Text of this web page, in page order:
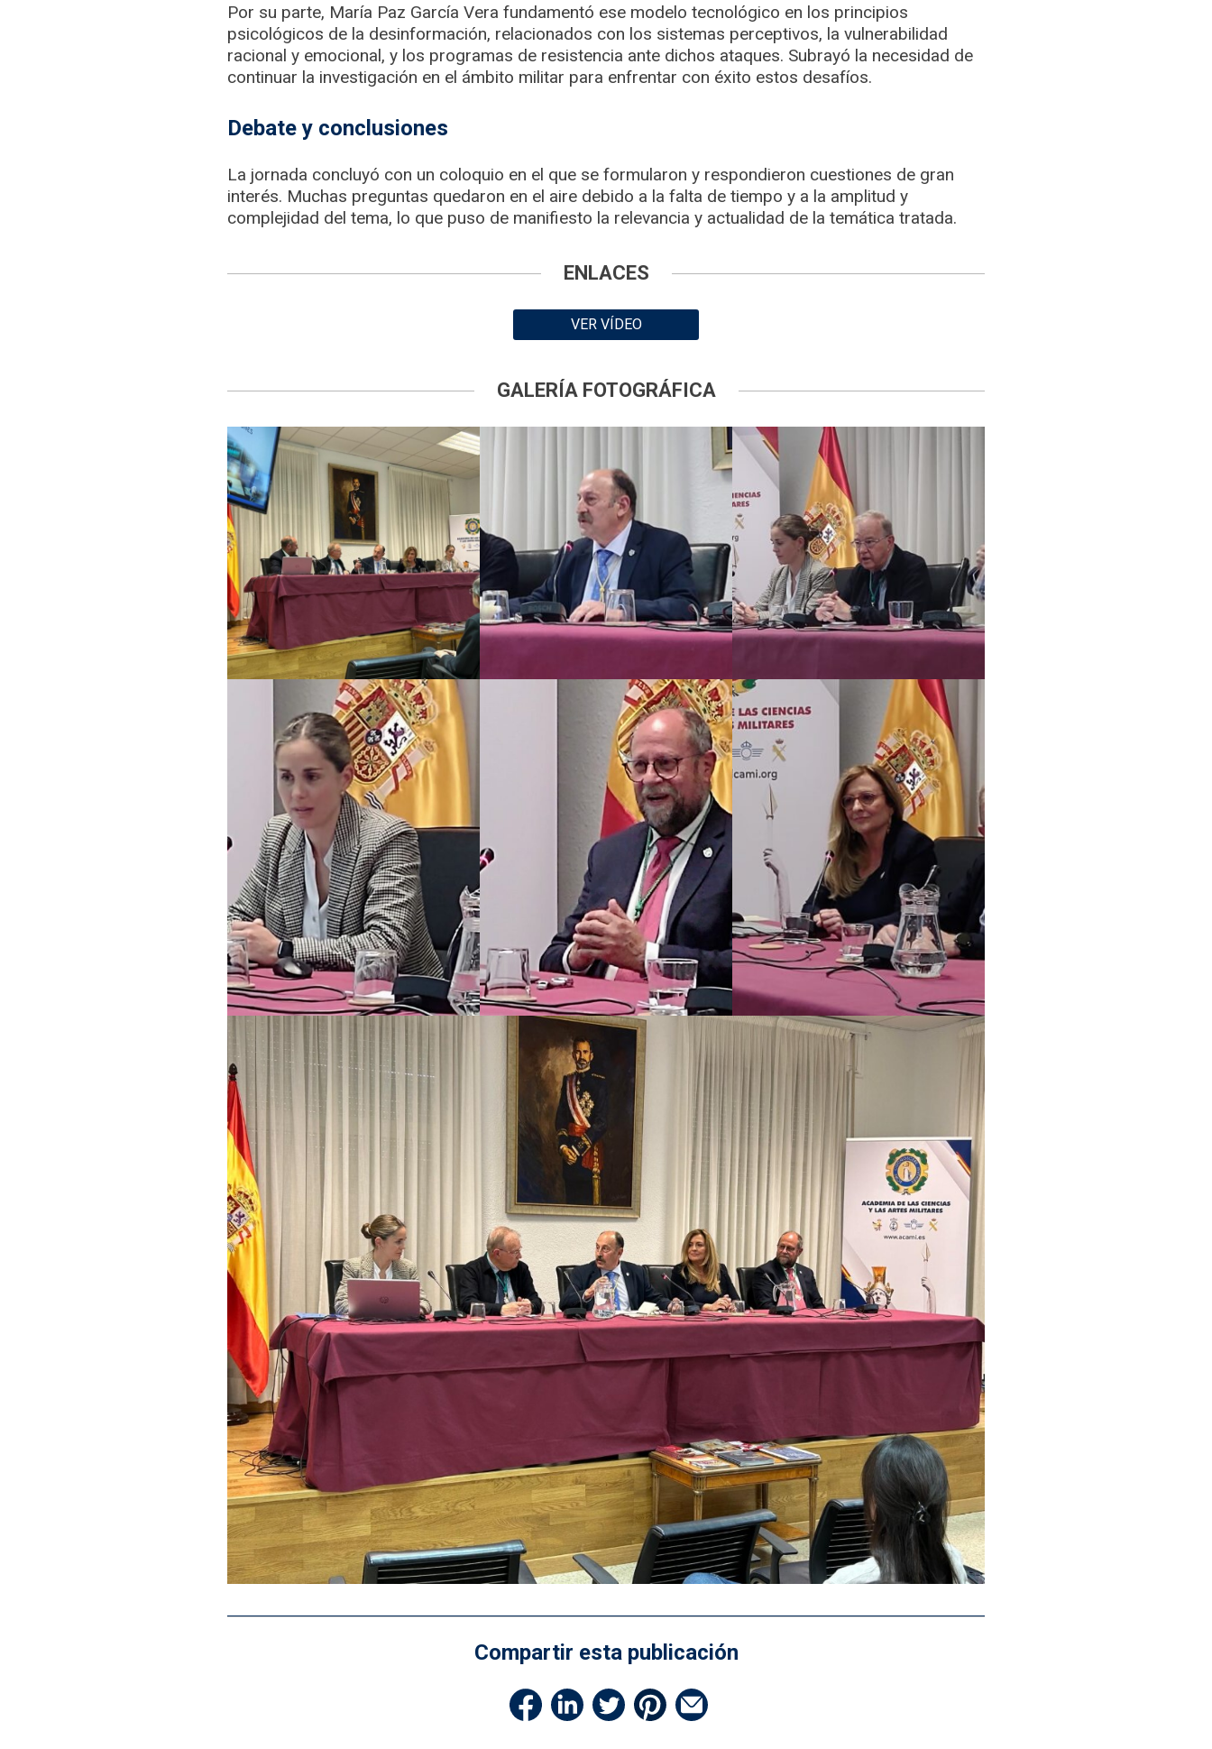
Por su parte, María Paz García Vera fundamentó ese modelo tecnológico en los principios
psicológicos de la desinformación, relacionados con los sistemas perceptivos, la vulnerabilidad
racional y emocional, y los programas de resistencia ante dichos ataques. Subrayó la necesidad de
continuar la investigación en el ámbito militar para enfrentar con éxito estos desafíos.
Debate y conclusiones
La jornada concluyó con un coloquio en el que se formularon y respondieron cuestiones de gran
interés. Muchas preguntas quedaron en el aire debido a la falta de tiempo y a la amplitud y
complejidad del tema, lo que puso de manifiesto la relevancia y actualidad de la temática tratada.
ENLACES
VER VÍDEO
GALERÍA FOTOGRÁFICA
Compartir esta publicación